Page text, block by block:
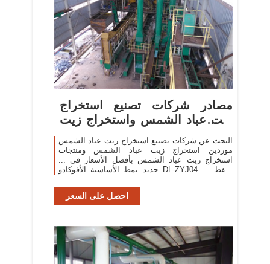
مصادر شركات تصنيع استخراج
زيت عباد الشمس واستخراج زيت
عباد ...
البحث عن شركات تصنيع استخراج زيت عباد الشمس
موردين استخراج زيت عباد الشمس ومنتجات
استخراج زيت عباد الشمس بأفضل الأسعار في ...
جديد نمط الأساسية الأفوكادو DL-ZYJ04 النفط ...
احصل على السعر